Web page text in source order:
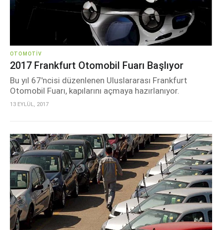
OTOMOTIV
2017 Frankfurt Otomobil Fuarı Başlıyor
Bu yıl 67'ncisi düzenlenen Uluslararası Frankfurt
Otomobil Fuarı, kapılarını açmaya hazırlanıyor.
13 EYLÜL, 2017